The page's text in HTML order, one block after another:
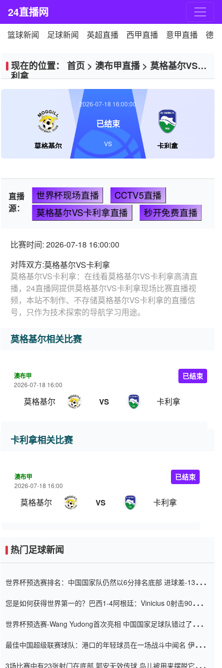
24直播网
篮球新闻 足球新闻 英超直播 西甲直播 意甲直播 德
现在的位置： 首页 > 澳布甲直播> 莫格基尔VS卡
利拿
莫格基尔 卡利拿
2026-07-18 16:00:00
已结束
VS
直播
源：
世界杯现场直播
CCTV5直播
莫格基尔VS卡利拿直播
秒开免费直播
比赛时间: 2026-07-18 16:00:00
对阵双方:莫格基尔VS卡利拿
莫格基尔VS卡利拿：在线看莫格基尔VS卡利拿高清直
播，24直播网提供莫格基尔VS卡利拿现场比赛直播视
频，本站不制作、不存储莫格基尔VS卡利拿的直播信
号，只作为技术探索的导航学习用途。
莫格基尔相关比赛
澳布甲
2026-07-18 16:00
莫格基尔 VS 卡利拿
已结束
卡利拿相关比赛
澳布甲
2026-07-18 16:00
莫格基尔 VS 卡利拿
已结束
热门足球新闻
世界杯预选赛排名：中国国家队仍然以6分排名底部 进球差-13令人
您是如何获得世界第一的？巴西1-4阿根廷：Vinicius 0射击90分钟
世界杯预选赛-Wang Yudong首次亮相 中国国家足球队错过了世界
最佳中国超级联赛球队：港口的年轻球员在一场战斗中闻名 伊万放
3场比赛中有23张射门在底部 郭安无效传球 鸟儿被用来摆脱它